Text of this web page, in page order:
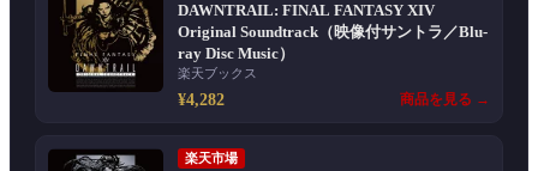
DAWNTRAIL: FINAL FANTASY XIV
Original Soundtrack（映像付サントラ／Blu-
ray Disc Music）
楽天ブックス
¥4,282 商品を見る →
楽天市場